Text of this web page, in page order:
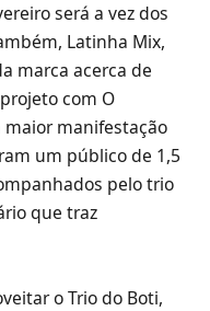
será a vez dos
Latinha Mix,
marca acerca de
com O
maior manifestação
um público de 1,5
pelo trio
que traz
o Trio do Boti,